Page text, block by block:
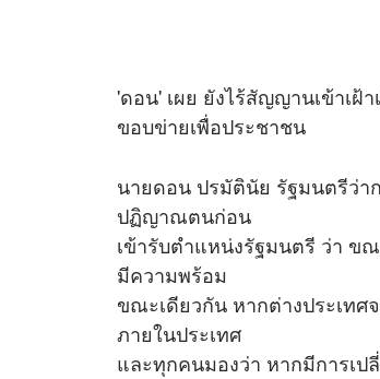
'ดอน' เผย ยังไร้สัญญานเข้าเ
ขอบข่ายเพื่อประชาชน
นายดอน ปรมัตินัย รัฐมนตรีว่าก
ปฏิญาณตนก่อน
เข้ารับตำแหน่งรัฐมนตรี ว่า
มีความพร้อม
ขณะเดียวกัน หากต่างประเทศ
ภายในประเทศ
และทุกคนมองว่า หากมีการเป